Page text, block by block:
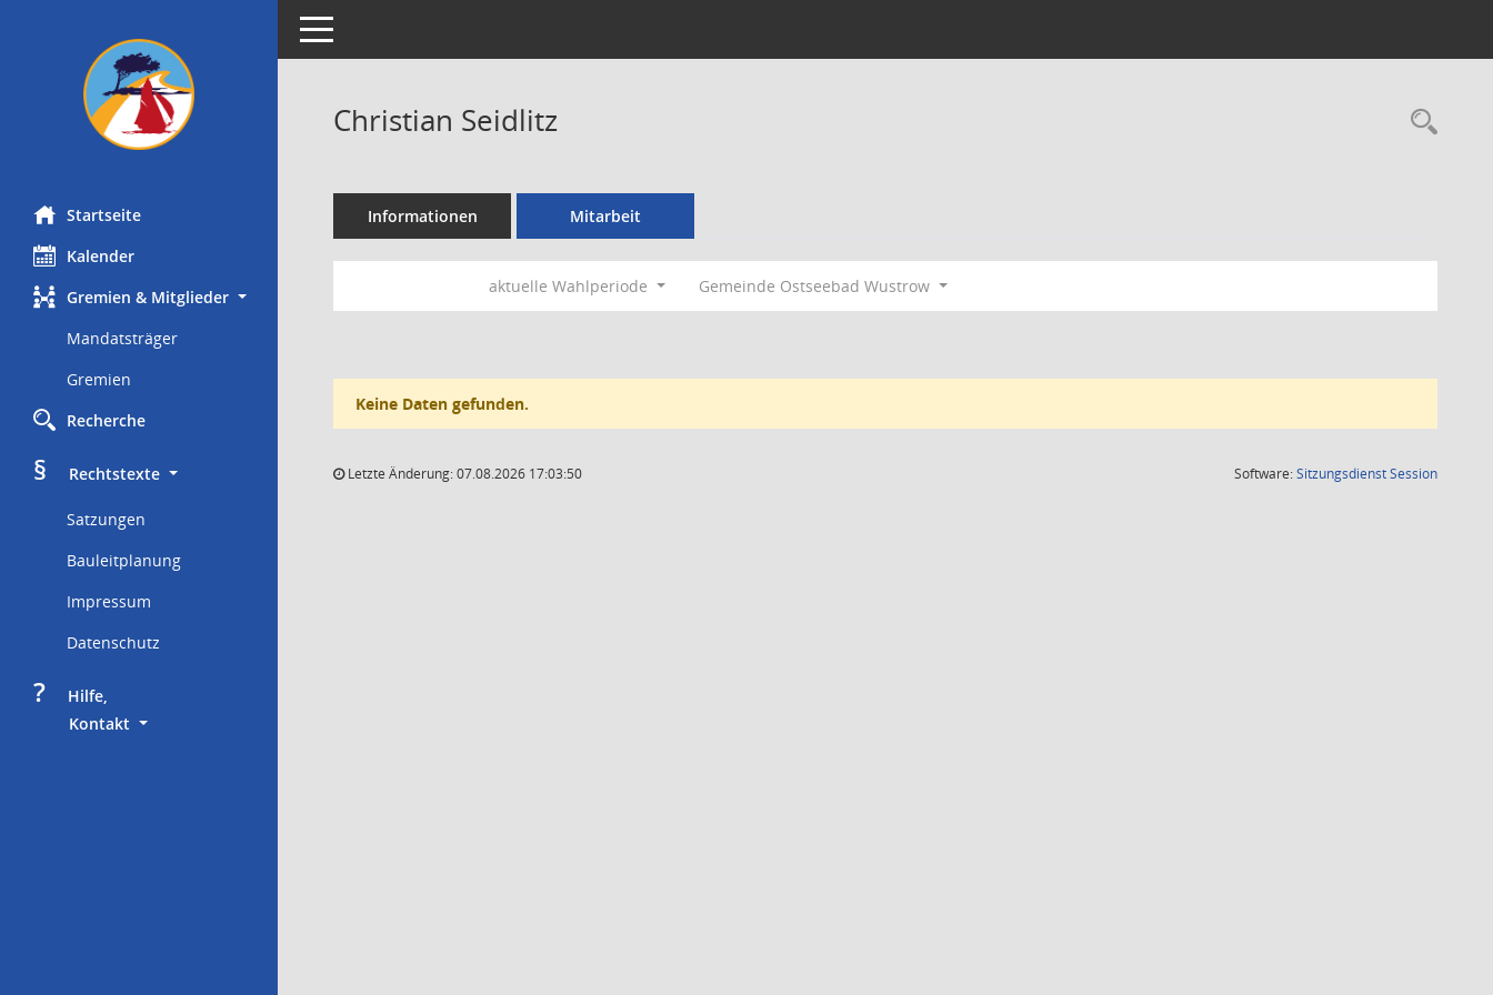
Startseite
Kalender
Gremien & Mitglieder
Mandatsträger
Gremien
Recherche
§
     Rechtstexte
Satzungen
Bauleitplanung
Impressum
Datenschutz
?
     Hilfe,
Kontakt
Toggle navigation
Christian Seidlitz
Informationen Mitarbeit
aktuelle Wahlperiode Gemeinde Ostseebad Wustrow
Keine Daten gefunden.
Letzte Änderung: 07.08.2026 17:03:50 Software:SitzungsdienstSession(Wird in